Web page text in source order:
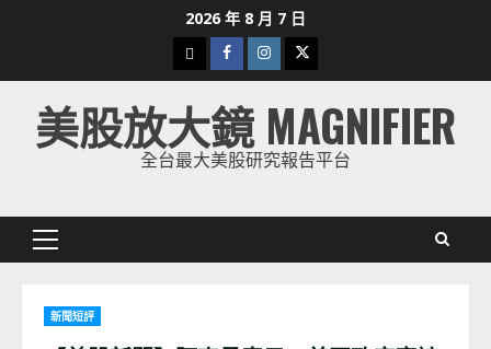
2026 年 8 月 7 日
下
載
美
股
Facebook
Instagram
Twitter
美股放大鏡 MAGNIFIER
全台最大美股研究報告平台
Primary
新聞短評